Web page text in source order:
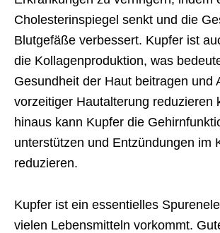
Cholesterinspiegel senkt und die
Blutgefäße verbessert. Kupfer ist
die Kollagenproduktion, was
Gesundheit der Haut beitragen und
vorzeitiger Hautalterung reduzieren
hinaus kann Kupfer die
unterstützen und Entzündungen im
reduzieren.
Kupfer ist ein essentielles
vielen Lebensmitteln vorkommt.